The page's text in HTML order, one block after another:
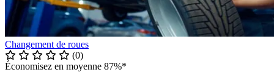
Changement de roues
(0)
Économisez en moyenne 87%*